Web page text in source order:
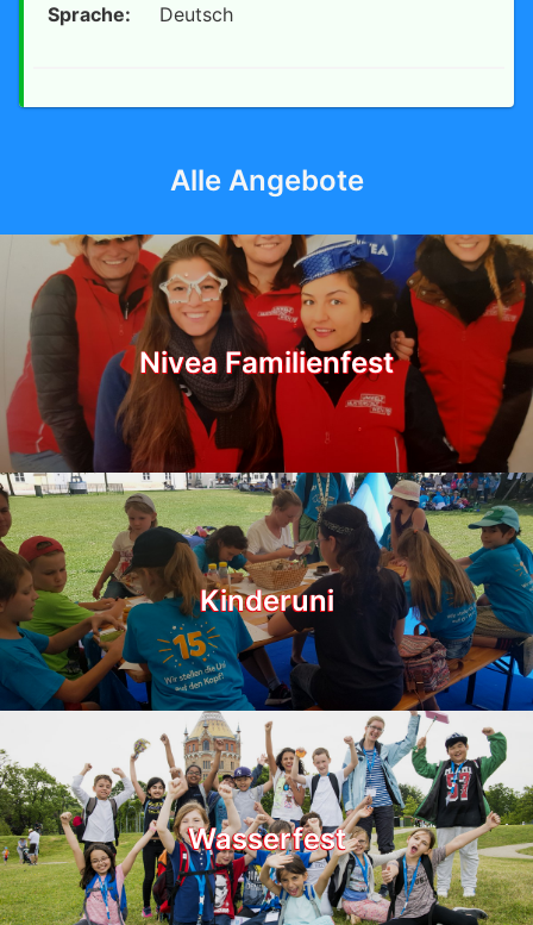
Sprache: Deutsch
Alle Angebote
Nivea Familienfest
Kinderuni
Wasserfest